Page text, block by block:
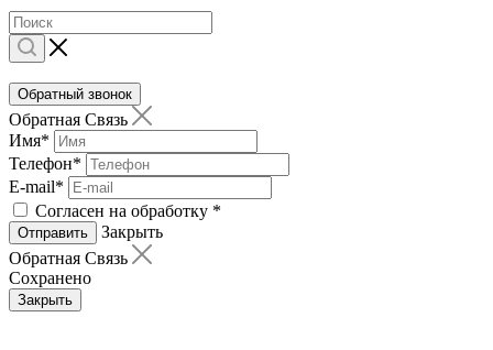
Обратный звонок
Обратная Связь
Имя*
Телефон*
E-mail*
Согласен на обработку *
Отправить
Закрыть
Обратная Связь
Сохранено
Закрыть